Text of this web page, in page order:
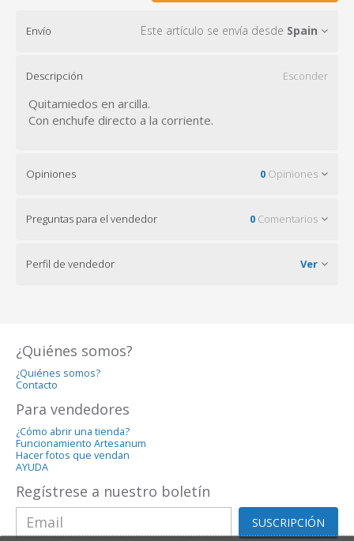
Envío Este artículo se envía desde Spain
Descripción Esconder
Quitamiedos en arcilla.
Con enchufe directo a la corriente.
Opiniones 0 Opiniones
Preguntas para el vendedor 0 Comentarios
Perfil de vendedor Ver
¿Quiénes somos?
¿Quiénes somos?
Contacto
Para vendedores
¿Cómo abrir una tienda?
Funcionamiento Artesanum
Hacer fotos que vendan
AYUDA
Regístrese a nuestro boletín
SUSCRIPCIÓN